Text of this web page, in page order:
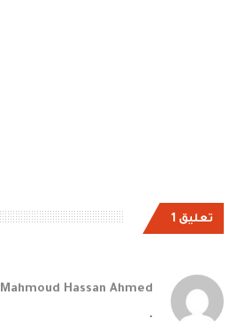
تعليق 1
Mahmoud Hassan Ahmed
.